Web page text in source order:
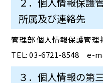
所属及び連絡先
管理部 個人情報保護管理
TEL: 03-6721-8548 e-
３．個人情報の第